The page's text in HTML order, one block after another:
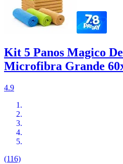
Kit 5 Panos Magico
Microfibra Grande
4.9
(116)